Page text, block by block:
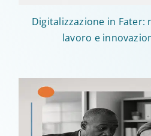
Digitalizzazione in Fater:
lavoro e